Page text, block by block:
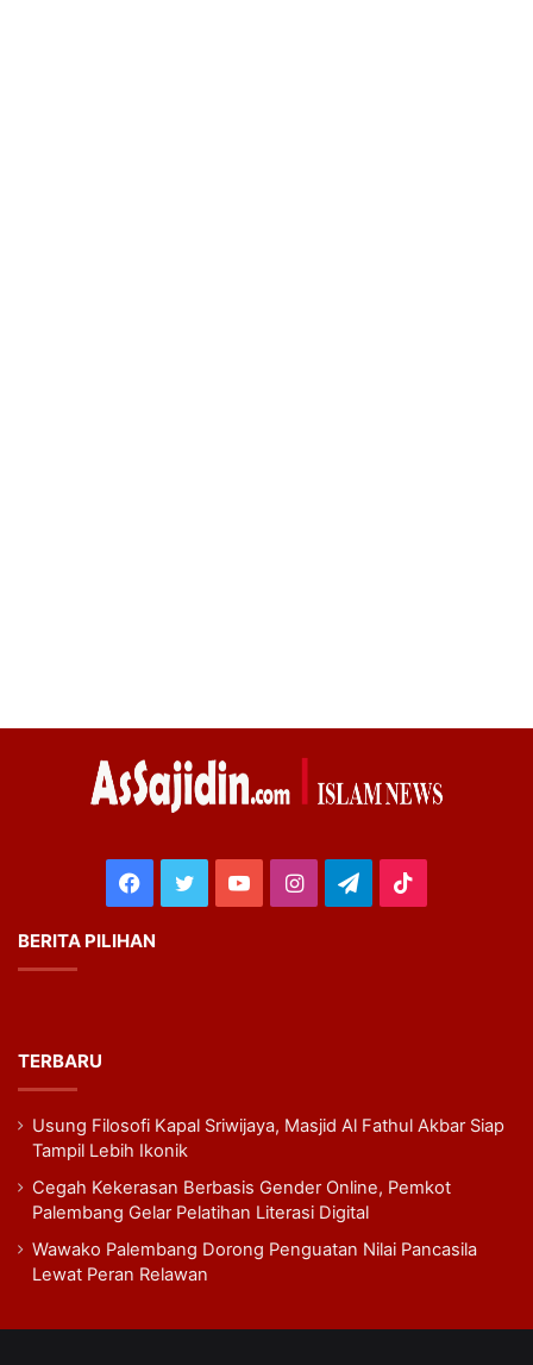
Facebook
TwitterYouTubeInstagram
Telegram
BERITA PILIHAN
TERBARU
Usung Filosofi Kapal Sriwijaya, Masjid Al Fathul Akbar Siap
Tampil Lebih Ikonik
Cegah Kekerasan Berbasis Gender Online, Pemkot
Palembang Gelar Pelatihan Literasi Digital
Wawako Palembang Dorong Penguatan Nilai Pancasila
Lewat Peran Relawan